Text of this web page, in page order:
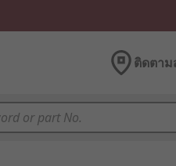
ติดตา